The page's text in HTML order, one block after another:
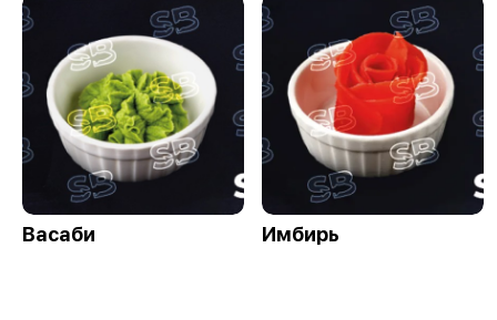
Васаби Имбирь